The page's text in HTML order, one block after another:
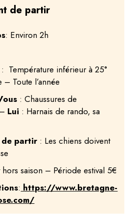
de partir
: Environ 2h
: Température inférieur à 25°
Toute l’année
: Chaussures de
Lui : Harnais de rando, sa
de partir : Les chiens doivent
hors saison – Période estival 5€
: https://www.bretagne-